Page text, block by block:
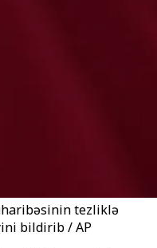
tezliklə
bildirib / AP